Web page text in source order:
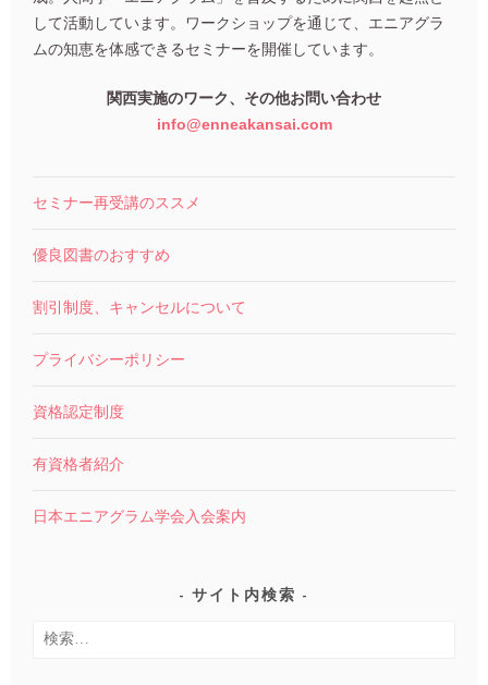
して活動しています。ワークショップを通じて、エニアグラ
ムの知恵を体感できるセミナーを開催しています。
関西実施のワーク、その他お問い合わせ
info@enneakansai.com
セミナー再受講のススメ
優良図書のおすすめ
割引制度、キャンセルについて
プライバシーポリシー
資格認定制度
有資格者紹介
日本エニアグラム学会入会案内
サイト内検索
検